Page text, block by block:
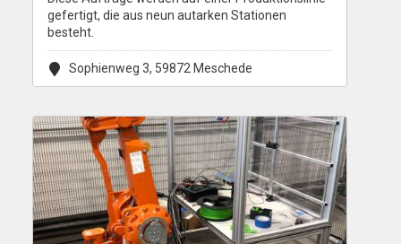
gefertigt, die aus neun autarken Stationen
besteht.
Sophienweg 3, 59872 Meschede